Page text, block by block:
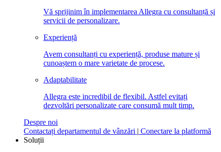
Vă sprijinim în implementarea Allegra cu consultanță și
servicii de personalizare.
Experiență
Avem consultanți cu experiență, produse mature și
cunoaștem o mare varietate de procese.
Adaptabilitate
Allegra este incredibil de flexibil. Astfel evitați
dezvoltări personalizate care consumă mult timp.
Despre noi
Contactați departamentul de vânzări | Conectare la platformă
Soluții